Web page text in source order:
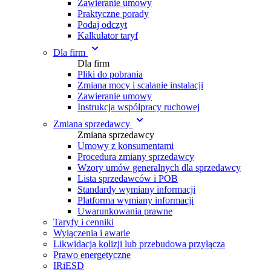
Zawieranie umowy
Praktyczne porady
Podaj odczyt
Kalkulator taryf
Dla firm
Dla firm
Pliki do pobrania
Zmiana mocy i scalanie instalacji
Zawieranie umowy
Instrukcja współpracy ruchowej
Zmiana sprzedawcy
Zmiana sprzedawcy
Umowy z konsumentami
Procedura zmiany sprzedawcy
Wzory umów generalnych dla sprzedawcy
Lista sprzedawców i POB
Standardy wymiany informacji
Platforma wymiany informacji
Uwarunkowania prawne
Taryfy i cenniki
Wyłączenia i awarie
Likwidacja kolizji lub przebudowa przyłącza
Prawo energetyczne
IRiESD